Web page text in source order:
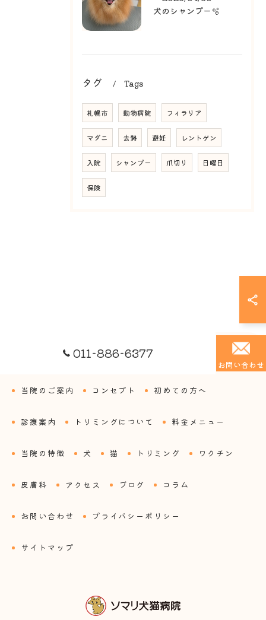
犬のシャンプー🫧
タグ Tags
札幌市 動物病院 フィラリア
マダニ 去勢 避妊 レントゲン
入院 シャンプー 爪切り 日曜日
保険
011-886-6377
お問い合わせ
当院のご案内 コンセプト 初めての方へ
診療案内 トリミングについて 料金メニュー
当院の特徴 犬 猫 トリミング ワクチン
皮膚科 アクセス ブログ コラム
お問い合わせ プライバシーポリシー
サイトマップ